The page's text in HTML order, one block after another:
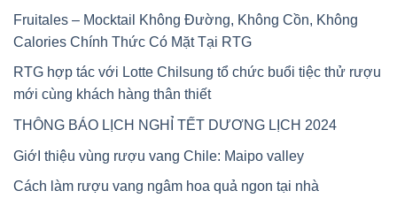
Fruitales – Mocktail Không Đường, Không Cồn, Không
Calories Chính Thức Có Mặt Tại RTG
RTG hợp tác với Lotte Chilsung tổ chức buổi tiệc thử rượu
mới cùng khách hàng thân thiết
THÔNG BÁO LỊCH NGHỈ TẾT DƯƠNG LỊCH 2024
GiớI thiệu vùng rượu vang Chile: Maipo valley
Cách làm rượu vang ngâm hoa quả ngon tại nhà